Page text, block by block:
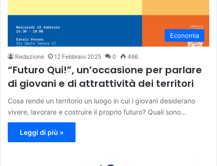
Economia
Redazione 12 Febbraio 2025 0 466
“Futuro Qui!”, un’occasione per parlare
di giovani e di attrattività dei territori
Cosa rende un territorio un luogo in cui i giovani desiderano
vivere, lavorare e costruire il proprio futuro? Quali sono…
Leggi di più »